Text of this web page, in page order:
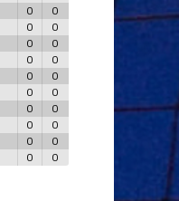
0
0
0
0
0
0
0
0
0
0
0
0
0
0
0
0
0
0
0 0